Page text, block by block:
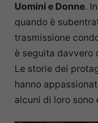
Uomini e Donne.
quando è
trasmissione
è seguita davvero
Le storie dei
hanno
alcuni di loro